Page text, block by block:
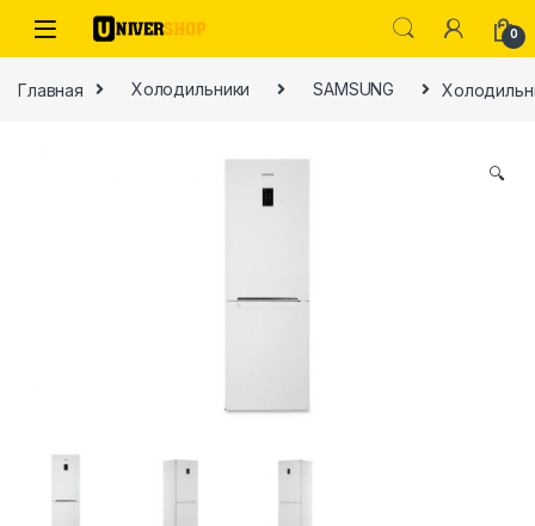
Skip to navigation
Skip to content
0
Главная Холодильники SAMSUNG
🔍